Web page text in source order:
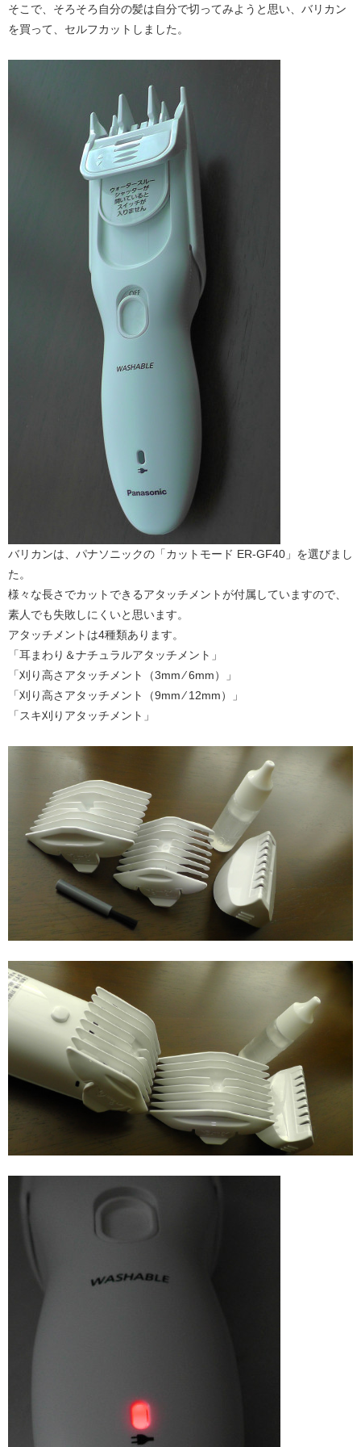
そこで、そろそろ自分の髪は自分で切ってみようと思い、バリカン
を買って、セルフカットしました。
バリカンは、パナソニックの「カットモード ER-GF40」を選びまし
た。
様々な長さでカットできるアタッチメントが付属していますので、
素人でも失敗しにくいと思います。
アタッチメントは4種類あります。
「耳まわり＆ナチュラルアタッチメント」
「刈り高さアタッチメント（3mm ⁄ 6mm）」
「刈り高さアタッチメント（9mm ⁄ 12mm）」
「スキ刈りアタッチメント」